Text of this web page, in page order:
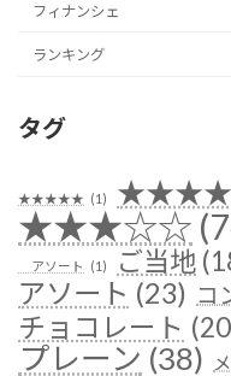
フィナンシェ
ランキング
タグ
★★★★★ (1)
★★★☆☆
アソート (1) ご当地
アソート (23) コ
チョコレート
プレーン (38)